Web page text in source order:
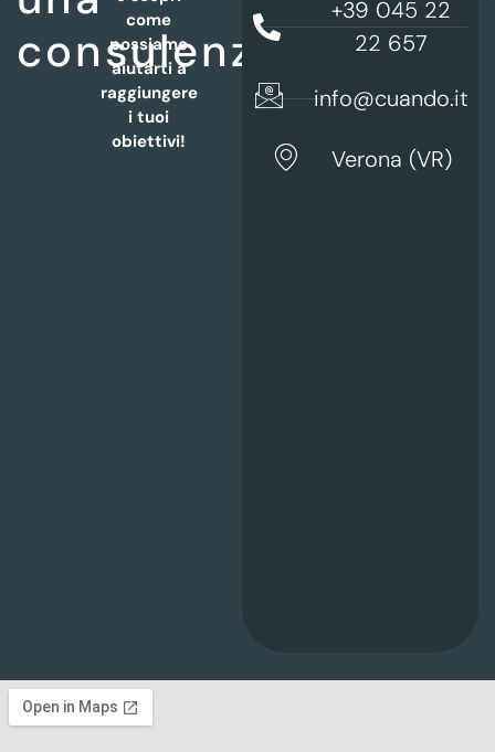
consulenza
come
possiamo
aiutarti a
raggiungere
i tuoi
obiettivi!
+39 045 22
22 657
info@cuando.it
Verona (VR)